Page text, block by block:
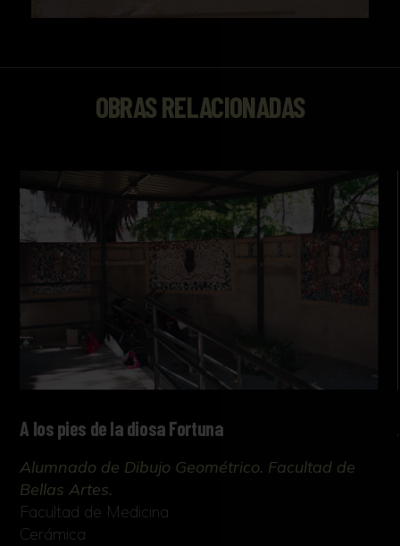
OBRAS RELACIONADAS
A los pies de la diosa Fortuna
Alumnado de Dibujo Geométrico. Facultad de
Bellas Artes.
Facultad de Medicina
Cerámica